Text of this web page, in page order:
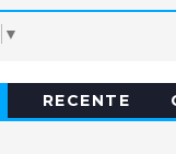
▼
RECENTE